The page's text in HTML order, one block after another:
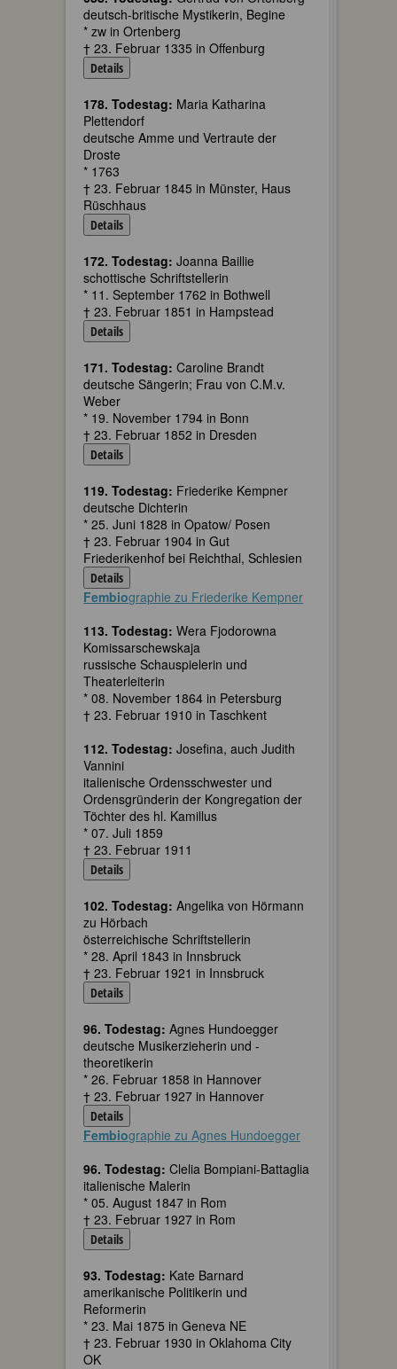
deutsch-britische Mystikerin, Begine
* zw in Ortenberg
† 23. Februar 1335 in Offenburg
Details
178. Todestag: Maria Katharina
Plettendorf
deutsche Amme und Vertraute der
Droste
* 1763
† 23. Februar 1845 in Münster, Haus
Rüschhaus
Details
172. Todestag: Joanna Baillie
schottische Schriftstellerin
* 11. September 1762 in Bothwell
† 23. Februar 1851 in Hampstead
Details
171. Todestag: Caroline Brandt
deutsche Sängerin; Frau von C.M.v.
Weber
* 19. November 1794 in Bonn
† 23. Februar 1852 in Dresden
Details
119. Todestag: Friederike Kempner
deutsche Dichterin
* 25. Juni 1828 in Opatow/ Posen
† 23. Februar 1904 in Gut
Friederikenhof bei Reichthal, Schlesien
Details
Fembiographie zu Friederike Kempner
113. Todestag: Wera Fjodorowna
Komissarschewskaja
russische Schauspielerin und
Theaterleiterin
* 08. November 1864 in Petersburg
† 23. Februar 1910 in Taschkent
112. Todestag: Josefina, auch Judith
Vannini
italienische Ordensschwester und
Ordensgründerin der Kongregation der
Töchter des hl. Kamillus
* 07. Juli 1859
† 23. Februar 1911
Details
102. Todestag: Angelika von Hörmann
zu Hörbach
österreichische Schriftstellerin
* 28. April 1843 in Innsbruck
† 23. Februar 1921 in Innsbruck
Details
96. Todestag: Agnes Hundoegger
deutsche Musikerzieherin und -
theoretikerin
* 26. Februar 1858 in Hannover
† 23. Februar 1927 in Hannover
Details
Fembiographie zu Agnes Hundoegger
96. Todestag: Clelia Bompiani-Battaglia
italienische Malerin
* 05. August 1847 in Rom
† 23. Februar 1927 in Rom
Details
93. Todestag: Kate Barnard
amerikanische Politikerin und
Reformerin
* 23. Mai 1875 in Geneva NE
† 23. Februar 1930 in Oklahoma City
OK